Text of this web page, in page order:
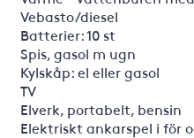
Vebasto/diesel
Batterier: 10 st
Spis, gasol m ugn
Kylskåp: el eller gasol
TV
Elverk, portabelt, bensin
Elektriskt ankarspel i för